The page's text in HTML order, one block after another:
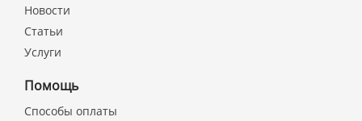
Новости
Статьи
Услуги
Помощь
Способы оплаты